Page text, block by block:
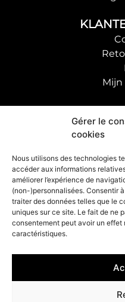
Gérer le
cookies
Nous utilisons des technologies
accéder aux informations
améliorer l’expérience de
(non-)personnalisées. Consentir
traiter des données telles que le
uniques sur ce site. Le fait de ne
consentement peut avoir un
caractéristiques.
Mijn
VOLG DE
ABONNEER JE OP